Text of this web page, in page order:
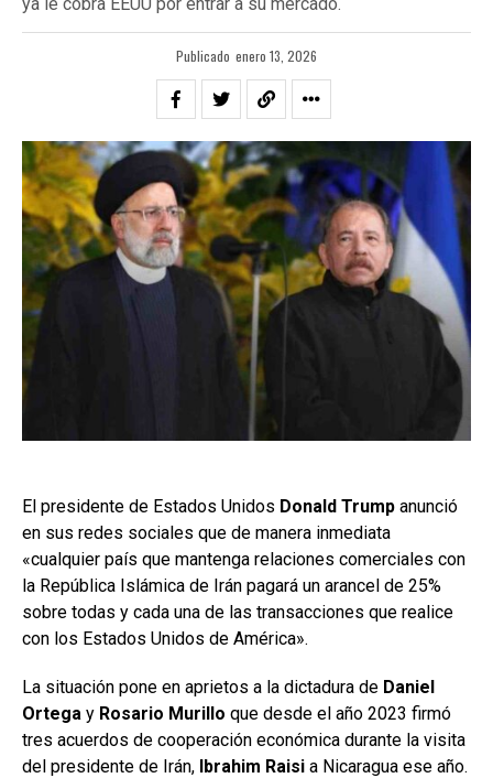
Publicado enero 13, 2026
El presidente de Estados Unidos Donald Trump anunció
en sus redes sociales que de manera inmediata
«cualquier país que mantenga relaciones comerciales con
la República Islámica de Irán pagará un arancel de 25%
sobre todas y cada una de las transacciones que realice
con los Estados Unidos de América».
La situación pone en aprietos a la dictadura de Daniel
Ortega y Rosario Murillo que desde el año 2023 firmó
tres acuerdos de cooperación económica durante la visita
del presidente de Irán, Ibrahim Raisi a Nicaragua ese año.